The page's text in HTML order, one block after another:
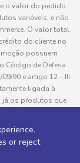
or reject
o valor do pedido
variáveis; e não
O valor total
do cliente no
possuem
Código de Defesa
90 e artigo 12 – III
ligada à
já os produtos que
do item não será
podendo haver
estão sujeitos à